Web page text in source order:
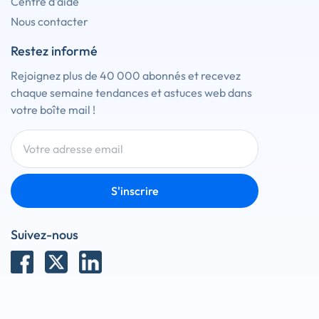
Nous contacter
Restez informé
Rejoignez plus de 40 000 abonnés et recevez
chaque semaine tendances et astuces web dans
votre boîte mail !
S'inscrire
Suivez-nous